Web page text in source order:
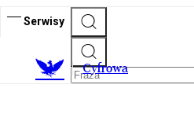
Serwisy
Cyfrowa